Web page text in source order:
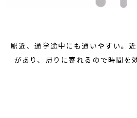
駅近、通学途中にも通いやすい。
があり、帰りに寄れるので時間を